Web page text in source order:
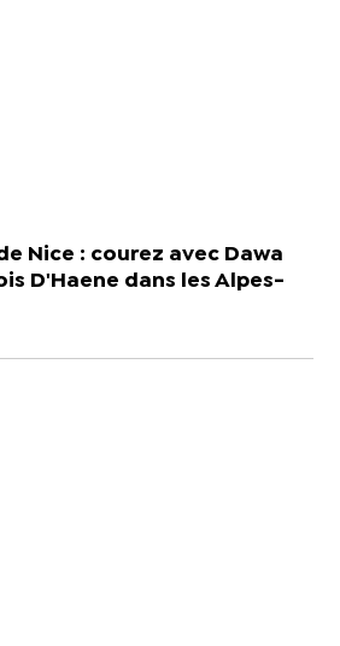
Nice : courez avec Dawa
D'Haene dans les Alpes-